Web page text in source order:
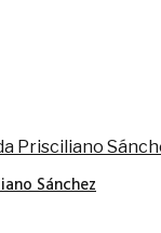
Sánchez